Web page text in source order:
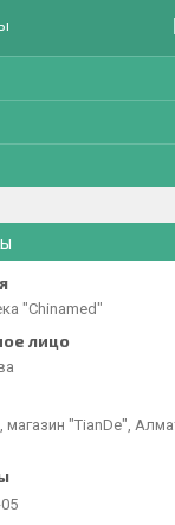
"Chinamed"
магазин "TianDe",